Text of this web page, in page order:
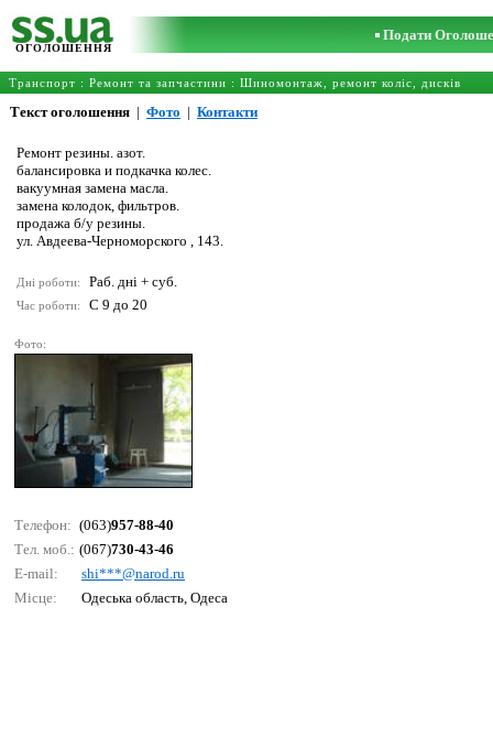
ОГОЛОШЕННЯ
Подати
Транспорт : Ремонт та запчастини : Шиномонтаж, ремонт коліс, дисків
Текст оголошення | Фото | Контакти
Ремонт резины. азот.
балансировка и подкачка колес.
вакуумная замена масла.
замена колодок, фильтров.
продажа б/у резины.
ул. Авдеева-Черноморского , 143.
Дні роботи: Раб. дні + суб.
Час роботи: С 9 до 20
Фото:
Телефон: (063)957-88-40
Тел. моб.: (067)730-43-46
E-mail:
shi***@nаrоd.ru
Місце:
Одеська область, Одеса